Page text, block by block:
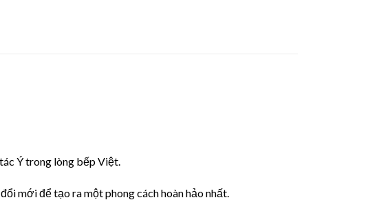
Ý trong lòng bếp Việt.
mới để tạo ra một phong cách hoàn hảo nhất.